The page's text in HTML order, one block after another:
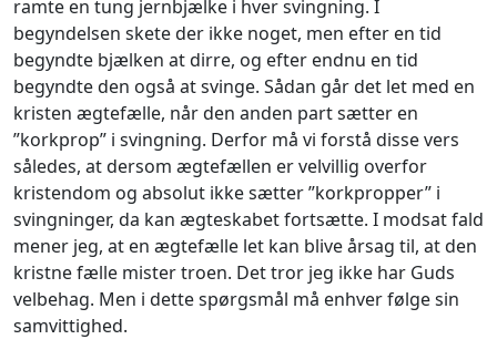
ramte en tung jernbjælke i hver svingning. I
begyndelsen skete der ikke noget, men efter en tid
begyndte bjælken at dirre, og efter endnu en tid
begyndte den også at svinge. Sådan går det let med en
kristen ægtefælle, når den anden part sætter en
”korkprop” i svingning. Derfor må vi forstå disse vers
således, at dersom ægtefællen er velvillig overfor
kristendom og absolut ikke sætter ”korkpropper” i
svingninger, da kan ægteskabet fortsætte. I modsat fald
mener jeg, at en ægtefælle let kan blive årsag til, at den
kristne fælle mister troen. Det tror jeg ikke har Guds
velbehag. Men i dette spørgsmål må enhver følge sin
samvittighed.